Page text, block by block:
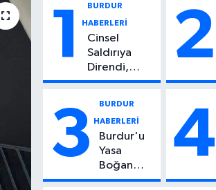
1 BURDUR
HABERLERİ
Cinsel
Saldırıya
Direndi,
Başından
Çocuktan
Kötü Haber!
2
3 BURDUR
HABERLERİ
Burdur'u
Yasa
Boğan
Ölüm:
4